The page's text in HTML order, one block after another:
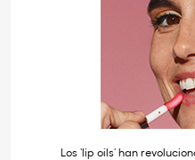
Los ‘lip oils’ han